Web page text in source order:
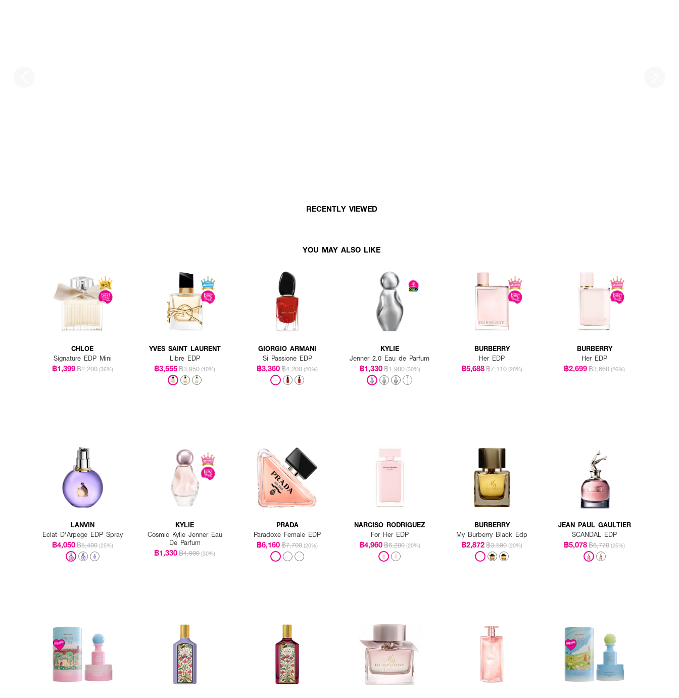
RECENTLY VIEWED
YOU MAY ALSO LIKE
CHLOE
Signature EDP Mini
฿1,399฿2,200 (36%)
YVES SAINT LAURENT
Libre EDP
฿3,555฿3,950 (10%)
GIORGIO ARMANI
Si Passione EDP
฿3,360฿4,200 (20%)
KYLIE
Jenner 2.0 Eau de Parfum
฿1,330฿1,900 (30%)
BURBERRY
Her EDP
฿5,688฿7,110 (20%)
BURBERRY
Her EDP
฿2,699฿3,660 (26%)
LANVIN
Eclat D'Arpege EDP Spray
฿4,050฿5,400 (25%)
KYLIE
Cosmic Kylie Jenner Eau
De Parfum
฿1,330฿1,900 (30%)
PRADA
Paradoxe Female EDP
฿6,160฿7,700 (20%)
NARCISO RODRIGUEZ
For Her EDP
฿4,960฿6,200 (20%)
BURBERRY
My Burberry Black Edp
฿2,872฿3,590 (20%)
JEAN PAUL GAULTIER
SCANDAL EDP
฿5,078฿6,770 (25%)